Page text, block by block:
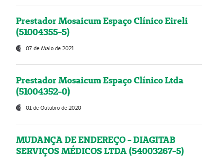
Prestador Mosaicum Espaço Clínico Eireli
(51004355-5)
07 de Maio de 2021
Prestador Mosaicum Espaço Clínico Ltda
(51004352-0)
01 de Outubro de 2020
MUDANÇA DE ENDEREÇO - DIAGITAB
SERVIÇOS MÉDICOS LTDA (54003267-5)